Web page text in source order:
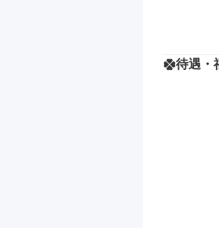
待遇・